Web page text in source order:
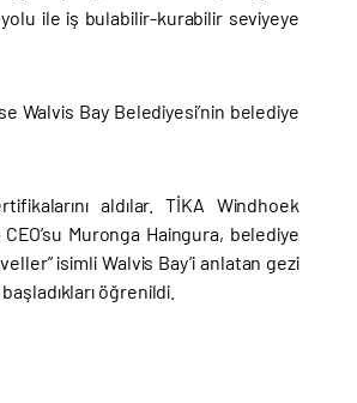
ile iş bulabilir-kurabilir seviyeye
Walvis Bay Belediyesi’nin belediye
aldılar. TİKA Windhoek
Muronga Haingura, belediye
isimli Walvis Bay’i anlatan gezi
öğrenildi.